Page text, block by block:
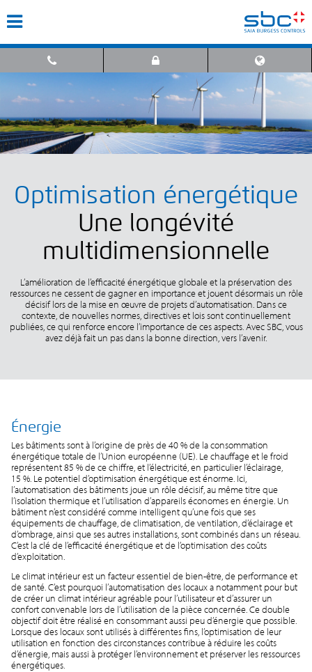
Optimisation énergétique
Une longévité
multidimensionnelle
L’amélioration de l’efficacité énergétique globale et la préservation des
ressources ne cessent de gagner en importance et jouent désormais un rôle
décisif lors de la mise en œuvre de projets d’automatisation. Dans ce
contexte, de nouvelles normes, directives et lois sont continuellement
publiées, ce qui renforce encore l’importance de ces aspects. Avec SBC, vous
avez déjà fait un pas dans la bonne direction, vers l’avenir.
Énergie
Les bâtiments sont à l’origine de près de 40 % de la consommation
énergétique totale de l’Union européenne (UE). Le chauffage et le froid
représentent 85 % de ce chiffre, et l’électricité, en particulier l’éclairage,
15 %. Le potentiel d’optimisation énergétique est énorme. Ici,
l’automatisation des bâtiments joue un rôle décisif, au même titre que
l’isolation thermique et l’utilisation d’appareils économes en énergie. Un
bâtiment n’est considéré comme intelligent qu’une fois que ses
équipements de chauffage, de climatisation, de ventilation, d’éclairage et
d’ombrage, ainsi que ses autres installations, sont combinés dans un réseau.
C’est la clé de l’efficacité énergétique et de l’optimisation des coûts
d’exploitation.
Le climat intérieur est un facteur essentiel de bien-être, de performance et
de santé. C’est pourquoi l’automatisation des locaux a notamment pour but
de créer un climat intérieur agréable pour l’utilisateur et d’assurer un
confort convenable lors de l’utilisation de la pièce concernée. Ce double
objectif doit être réalisé en consommant aussi peu d’énergie que possible.
Lorsque des locaux sont utilisés à différentes fins, l’optimisation de leur
utilisation en fonction des circonstances contribue à réduire les coûts
d’énergie, mais aussi à protéger l’environnement et préserver les ressources
énergétiques.